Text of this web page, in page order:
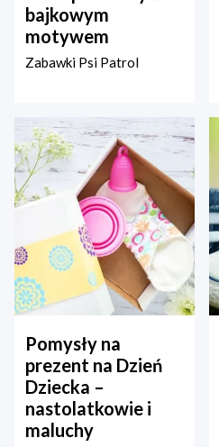
bajkowym
motywem
Zabawki Psi Patrol
Pomysły na
prezent na Dzień
Dziecka –
nastolatkowie i
maluchy